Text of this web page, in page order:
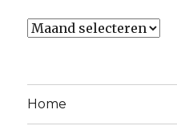
Laatste
Home